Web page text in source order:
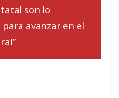
son lo
para avanzar en el